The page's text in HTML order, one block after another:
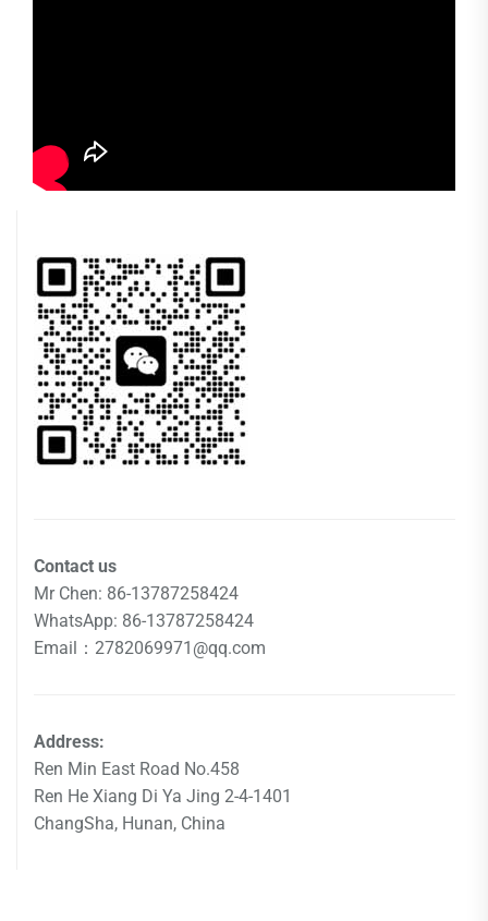
Contact us
Mr Chen: 86-13787258424
WhatsApp: 86-13787258424
Email：2782069971@qq.com
Address:
Ren Min East Road No.458
Ren He Xiang Di Ya Jing 2-4-1401
ChangSha, Hunan, China